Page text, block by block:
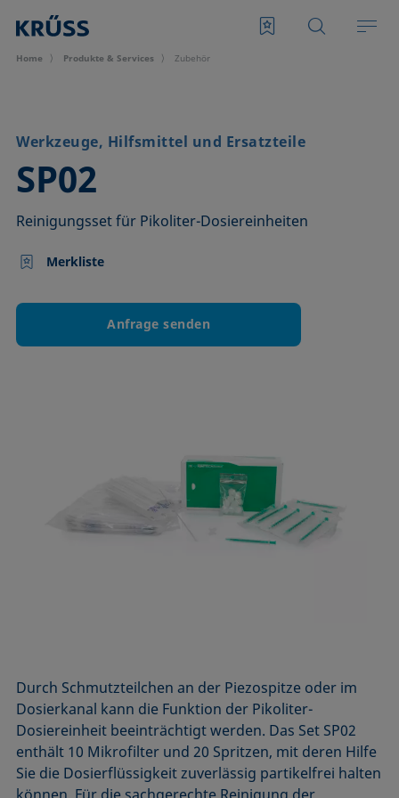
Home Produkte & Services Zubehör
Werkzeuge, Hilfsmittel und Ersatzteile
SP02
–
Reinigungsset für Pikoliter-Dosiereinheiten
Merkliste
Anfrage senden
Durch Schmutzteilchen an der Piezospitze oder im
Dosierkanal kann die Funktion der Pikoliter-
Dosiereinheit beeinträchtigt werden. Das Set SP02
enthält 10 Mikrofilter und 20 Spritzen, mit deren Hilfe
Sie die Dosierflüssigkeit zuverlässig partikelfrei halten